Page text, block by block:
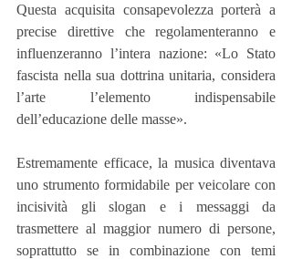
Questa acquisita consapevolezza porterà a
precise direttive che regolamenteranno e
influenzeranno l’intera nazione: «Lo Stato
fascista nella sua dottrina unitaria, considera
l’arte l’elemento indispensabile
dell’educazione delle masse».
Estremamente efficace, la musica diventava
uno strumento formidabile per veicolare con
incisività gli slogan e i messaggi da
trasmettere al maggior numero di persone,
soprattutto se in combinazione con temi